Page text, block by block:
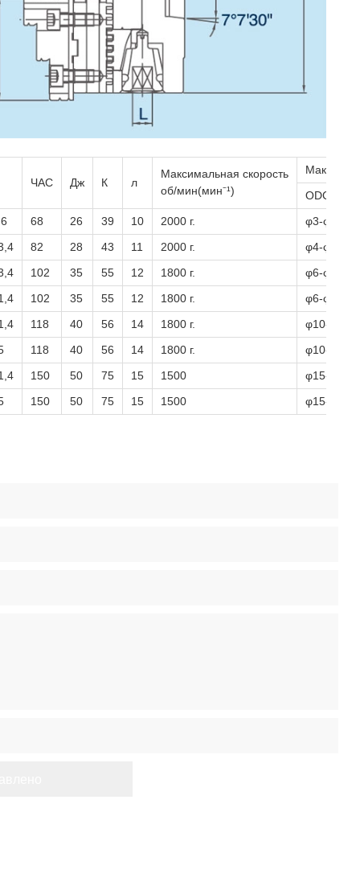
ЧАС Дж К л
Максимальная скорость
об/мин(мин⁻¹)
68 26 39 10 2000 г.
φ3-φ145
82 28 43 11 2000 г.
φ4-φ200
102 35 55 12 1800 г.
φ6-φ250
102 35 55 12 1800 г.
φ6-φ250
118 40 56 14 1800 г.
φ10-φ315
118 40 56 14 1800 г.
φ10-φ315
150 50 75 15 1500
φ15-φ400
150 50 75 15 1500 φ15-φ400